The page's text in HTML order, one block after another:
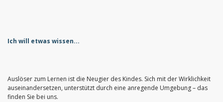
Ich will etwas wissen...
Auslöser zum Lernen ist die Neugier des Kindes. Sich mit der Wirklichkeit
auseinandersetzen, unterstützt durch eine anregende Umgebung – das
finden Sie bei uns.